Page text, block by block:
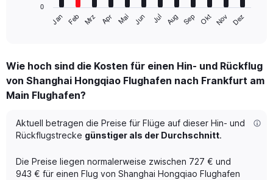
Range:
12
categories.
has
1
axis
displaying
Jan Feb Mrz Apr Mai Jun Jul Aug Sep Okt Nov Dez
0
Wie hoch sind die Kosten für einen Hin- und Rückflug
von Shanghai Hongqiao Flughafen nach Frankfurt am
Main Flughafen?
Aktuell betragen die Preise für Flüge auf dieser Hin- und
Rückflugstrecke günstiger als der Durchschnitt.
Die Preise liegen normalerweise zwischen 727 € und
943 € für einen Flug von Shanghai Hongqiao Flughafen